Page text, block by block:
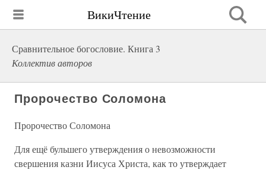
ВикиЧтение
Сравнительное богословие. Книга 3
Коллектив авторов
Пророчество Соломона
Пророчество Соломона
Для ещё бульшего утверждения о невозможности
свершения казни Иисуса Христа, как то утверждает